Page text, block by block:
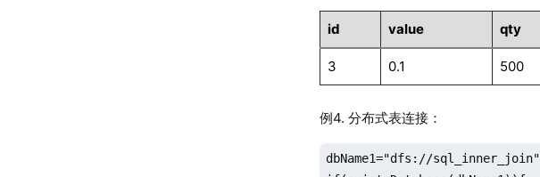
id value qty
3 0.1 500
例4. 分布式表连接：
dbName1="dfs://sql_inner_join"